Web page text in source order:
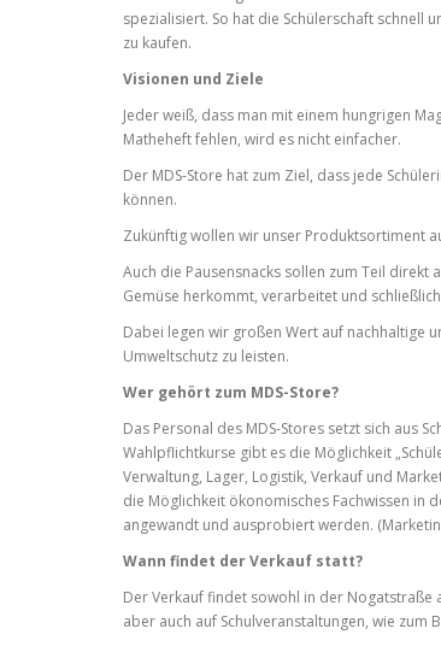
spezialisiert. So hat die Schülerschaft schnell
zu kaufen.
Visionen und Ziele
Jeder weiß, dass man mit einem hungrigen
Matheheft fehlen, wird es nicht einfacher.
Der MDS-Store hat zum Ziel, dass jede
können.
Zukünftig wollen wir unser Produktsortiment
Auch die Pausensnacks sollen zum Teil direkt
Gemüse herkommt, verarbeitet und
Dabei legen wir großen Wert auf nachhaltige
Umweltschutz zu leisten.
Wer gehört zum MDS-Store?
Das Personal des MDS-Stores setzt sich aus
Wahlpflichtkurse gibt es die Möglichkeit
Verwaltung, Lager, Logistik, Verkauf und
die Möglichkeit ökonomisches Fachwissen in
angewandt und ausprobiert werden.
Wann findet der Verkauf statt?
Der Verkauf findet sowohl in der Nogatstraße
aber auch auf Schulveranstaltungen, wie zum